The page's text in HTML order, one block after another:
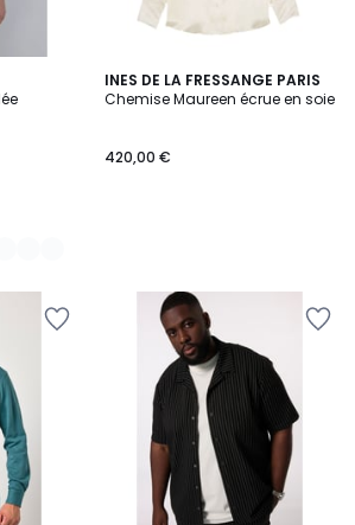
INES DE LA FRESSANGE PARIS
Chemise Maureen écrue en soie
420,00 €